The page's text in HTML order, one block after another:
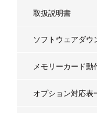
取扱説明書
ソフトウェアダウ
メモリーカード動
オプション対応表